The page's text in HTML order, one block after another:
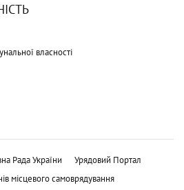
власності
Рада України
Урядовий Портал
місцевого самоврядування